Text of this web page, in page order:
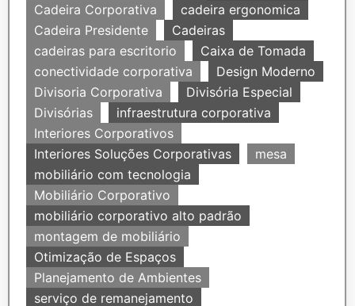
Cadeira Corporativa
cadeira ergonomica
Cadeira Presidente
Cadeiras
cadeiras para escritorio
Caixa de Tomada
conectividade corporativa
Design Moderno
Divisoria Corporativa
Divisória Especial
Divisórias
infraestrutura corporativa
Interiores Corporativos
Interiores Soluções Corporativas
mesa
mobiliário com tecnologia
Mobiliário Corporativo
mobiliário corporativo alto padrão
montagem de mobiliário
Otimização de Espaços
Planejamento de Ambientes
serviço de remanejamento